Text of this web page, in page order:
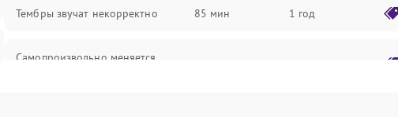
Тембры звучат некорректно 85 мин 1 год
Самопроизвольно меняется